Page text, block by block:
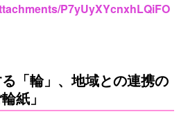
P7yUyXYcnxhLQiFO
「輪」、地域との連携の
紙」